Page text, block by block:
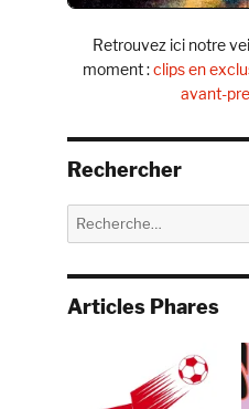
Retrouvez ici notre
moment :clips en
avant-
Rechercher
Recherche
pour :
Articles Phares